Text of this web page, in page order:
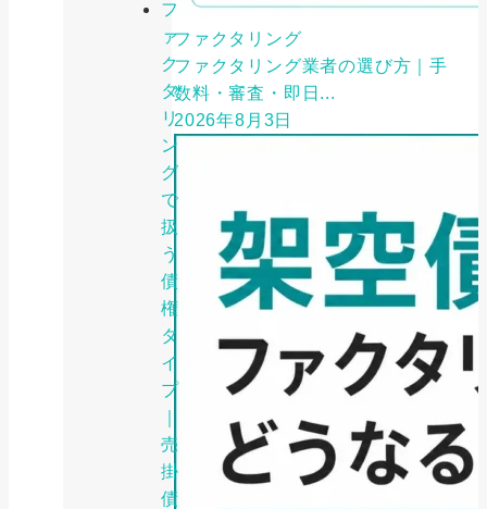
フ
ァ
ク
タ
リ
ン
グ
で
扱
う
債
権
タ
イ
プ
売
掛
債
ファクタリング
ファクタリング業者の選び方｜手
数料・審査・即日...
2026年8月3日